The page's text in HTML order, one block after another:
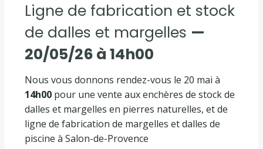
Ligne de fabrication et stock
de dalles et margelles —
20/05/26 à 14h00
Nous vous donnons rendez-vous le 20 mai à
14h00 pour une vente aux enchères de stock de
dalles et margelles en pierres naturelles, et de
ligne de fabrication de margelles et dalles de
piscine à Salon-de-Provence